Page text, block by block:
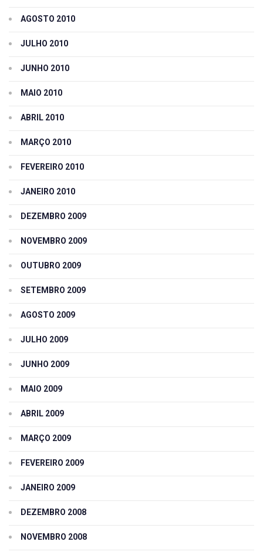
AGOSTO 2010
JULHO 2010
JUNHO 2010
MAIO 2010
ABRIL 2010
MARÇO 2010
FEVEREIRO 2010
JANEIRO 2010
DEZEMBRO 2009
NOVEMBRO 2009
OUTUBRO 2009
SETEMBRO 2009
AGOSTO 2009
JULHO 2009
JUNHO 2009
MAIO 2009
ABRIL 2009
MARÇO 2009
FEVEREIRO 2009
JANEIRO 2009
DEZEMBRO 2008
NOVEMBRO 2008